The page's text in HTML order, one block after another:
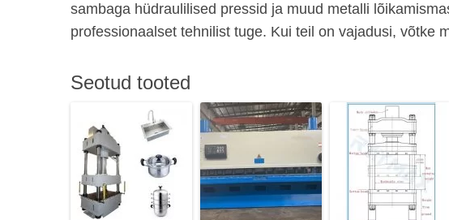
sambaga hüdraulilised pressid ja muud metalli
professionaalset tehnilist tuge. Kui teil on vajadusi, võtke
Seotud tooted